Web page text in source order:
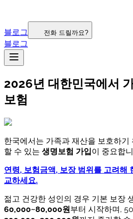
블로그 전화 드릴까요?
블로그
2026년 대한민국에서
보험
한국에서는 가족과 재산을 보호하기
할 수 있는 생명보험 가입이 중요합
연령, 보험금액, 보장 범위를 고려해
교하세요.
젊고 건강한 성인의 경우 기본 보장
60,000~80,000원부터 시작하며,